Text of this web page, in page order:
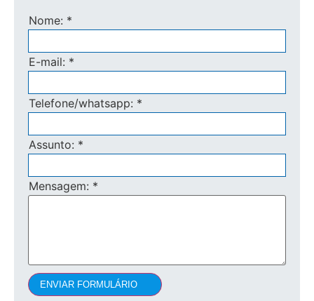
Nome: *
E-mail: *
Telefone/whatsapp: *
Assunto: *
Mensagem: *
ENVIAR FORMULÁRIO